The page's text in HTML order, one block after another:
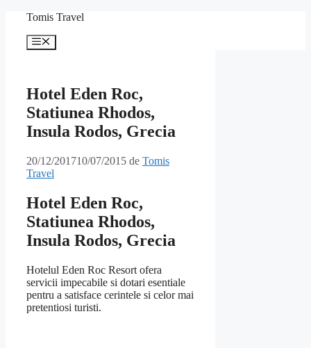
conținut
Tomis Travel
Meniu
Hotel Eden Roc,
Statiunea Rhodos,
Insula Rodos, Grecia
20/12/201710/07/2015 de Tomis
Travel
Hotel Eden Roc,
Statiunea Rhodos,
Insula Rodos, Grecia
Hotelul Eden Roc Resort ofera
servicii impecabile si dotari esentiale
pentru a satisface cerintele si celor mai
pretentiosi turisti.